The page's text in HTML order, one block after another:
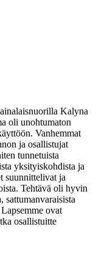
Kalyna
oli unohtumaton
Vanhemmat
ja osallistujat
tunnetuista
yksityiskohdista ja
suunnittelivat ja
Tehtävä oli hyvin
sattumanvaraisista
ovat
osallistuitte